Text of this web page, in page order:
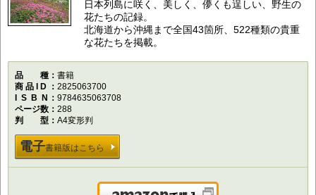
日本列島に咲く、美しく、儚くも逞しい、野生の
花たちの記録。
北海道から沖縄まで全国43箇所、522種類の貴重
な花たちを掲載。
品種書籍
商品ID
2825063700
ISBN
9784635063708
ページ数
288
判型A4変形判
電子書籍版はこちら